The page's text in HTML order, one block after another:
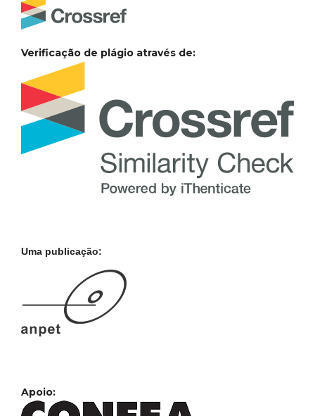
Verificação de plágio através de:
Uma publicação:
Apoio: